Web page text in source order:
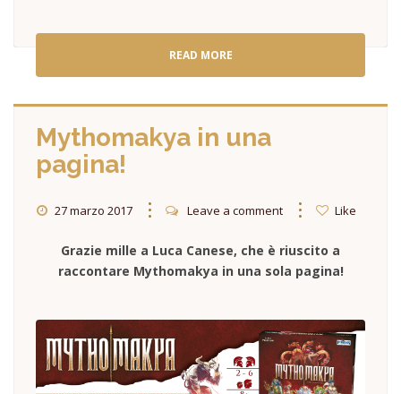
READ MORE
Mythomakya in una
pagina!
27 marzo 2017 Leave a comment Like
Grazie mille a Luca Canese, che è riuscito a
raccontare Mythomakya in una sola pagina!